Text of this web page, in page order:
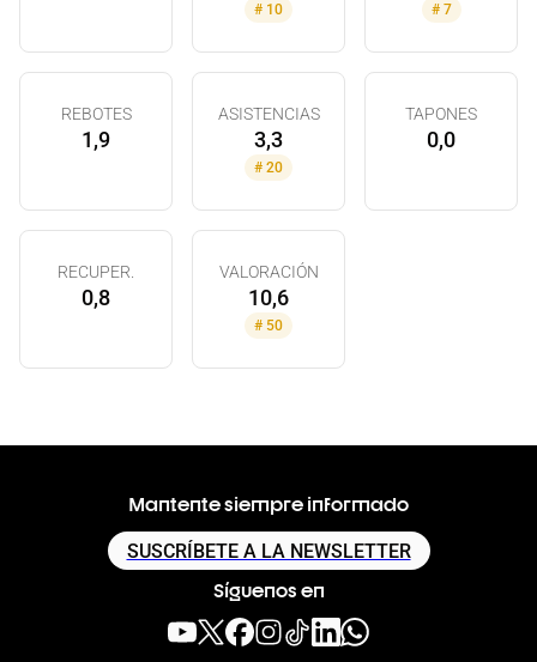
# 10 # 7
REBOTES
1,9
ASISTENCIAS
3,3
# 20
TAPONES
0,0
RECUPER.
0,8
VALORACIÓN
10,6
# 50
Mantente siempre informado
SUSCRÍBETE A LA NEWSLETTER
Síguenos en